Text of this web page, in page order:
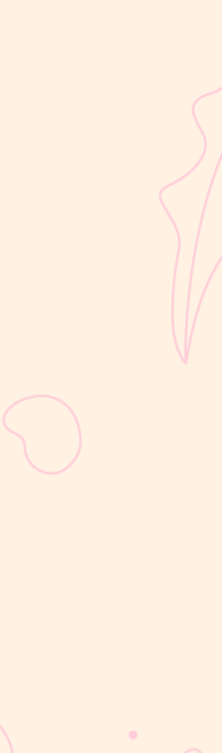
dalam masa 1000 Hari Pertama Kehidupan (HPK). Pada tahap ini,
perkembangan si Kecil berlangsung sangat pesat, mulai dari
kemampuan berjalan, berbicara, hingga berinteraksi dengan orang
Selain berat badan, tinggi badan menjadi salah satu indikator
utama untuk menilai apakah tumbuh kembang si Kecil berjalan
yang dimulai sejak bayi lahir hingga organ reproduksi kembali
seperti sebelum hamil. Selama masa ini, tubuh Moms akan
mengalami berbagai perubahan, mulai dari rahim yang berangsur